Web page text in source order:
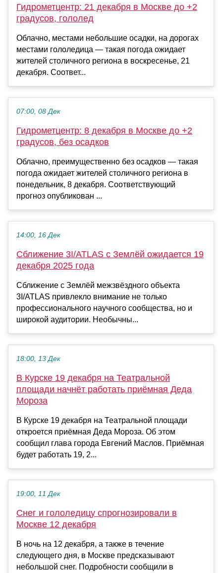
Гидрометцентр: 21 декабря в Москве до +2
градусов, гололед
Облачно, местами небольшие осадки, на дорогах
местами гололедица — такая погода ожидает
жителей столичного региона в воскресенье, 21
декабря. Соответ...
07:00, 08 Дек
Гидрометцентр: 8 декабря в Москве до +2
градусов, без осадков
Облачно, преимущественно без осадков — такая
погода ожидает жителей столичного региона в
понедельник, 8 декабря. Соответствующий
прогноз опубликован ...
14:00, 16 Дек
Сближение 3I/ATLAS с Землёй ожидается 19
декабря 2025 года
Сближение с Землёй межзвёздного объекта
3I/ATLAS привлекло внимание не только
профессионального научного сообщества, но и
широкой аудитории. Необычны...
18:00, 13 Дек
В Курске 19 декабря на Театральной
площади начнёт работать приёмная Деда
Мороза
В Курске 19 декабря на Театральной площади
откроется приёмная Деда Мороза. Об этом
сообщил глава города Евгений Маслов. Приёмная
будет работать 19, 2...
19:00, 11 Дек
Снег и гололедицу спрогнозировали в
Москве 12 декабря
В ночь на 12 декабря, а также в течение
следующего дня, в Москве предсказывают
небольшой снег. Подробности сообщили в